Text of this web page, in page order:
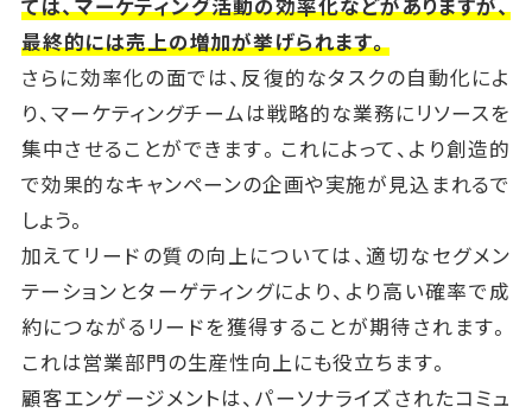
ては、マーケティング活動の効率化などがありますが、
最終的には売上の増加が挙げられます。
さらに効率化の面では、反復的なタスクの自動化によ
り、マーケティングチームは戦略的な業務にリソースを
集中させることができます。これによって、より創造的
で効果的なキャンペーンの企画や実施が見込まれるで
しょう。
加えてリードの質の向上については、適切なセグメン
テーションとターゲティングにより、より高い確率で成
約につながるリードを獲得することが期待されます。
これは営業部門の生産性向上にも役立ちます。
顧客エンゲージメントは、パーソナライズされたコミュ